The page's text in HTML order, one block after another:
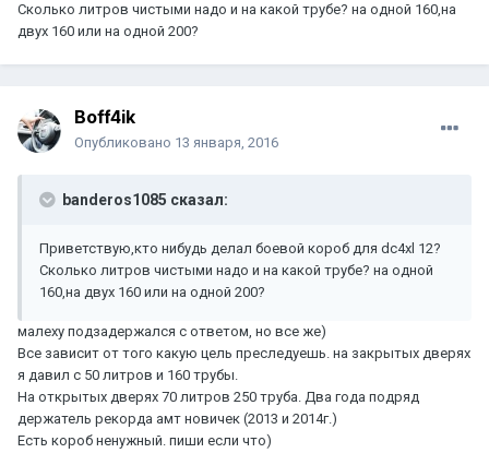
Сколько литров чистыми надо и на какой трубе? на одной 160,на
двух 160 или на одной 200?
Boff4ik
Опубликовано 13 января, 2016
banderos1085 сказал:
Приветствую,кто нибудь делал боевой короб для dc4xl 12?
Сколько литров чистыми надо и на какой трубе? на одной
160,на двух 160 или на одной 200?
малеху подзадержался с ответом, но все же)
Все зависит от того какую цель преследуешь. на закрытых дверях
я давил с 50 литров и 160 трубы.
На открытых дверях 70 литров 250 труба. Два года подряд
держатель рекорда амт новичек (2013 и 2014г.)
Есть короб ненужный. пиши если что)